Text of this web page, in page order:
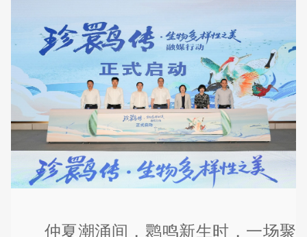
仲夏潮涌间，鹮鸣新生时，一场聚